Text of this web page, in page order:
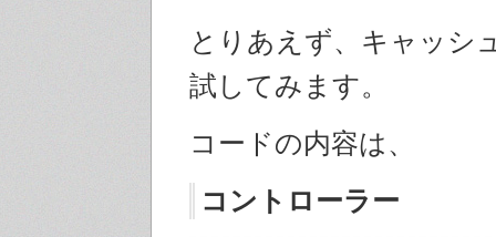
とりあえず、キャッシ
試してみます。
コードの内容は、
コントローラー